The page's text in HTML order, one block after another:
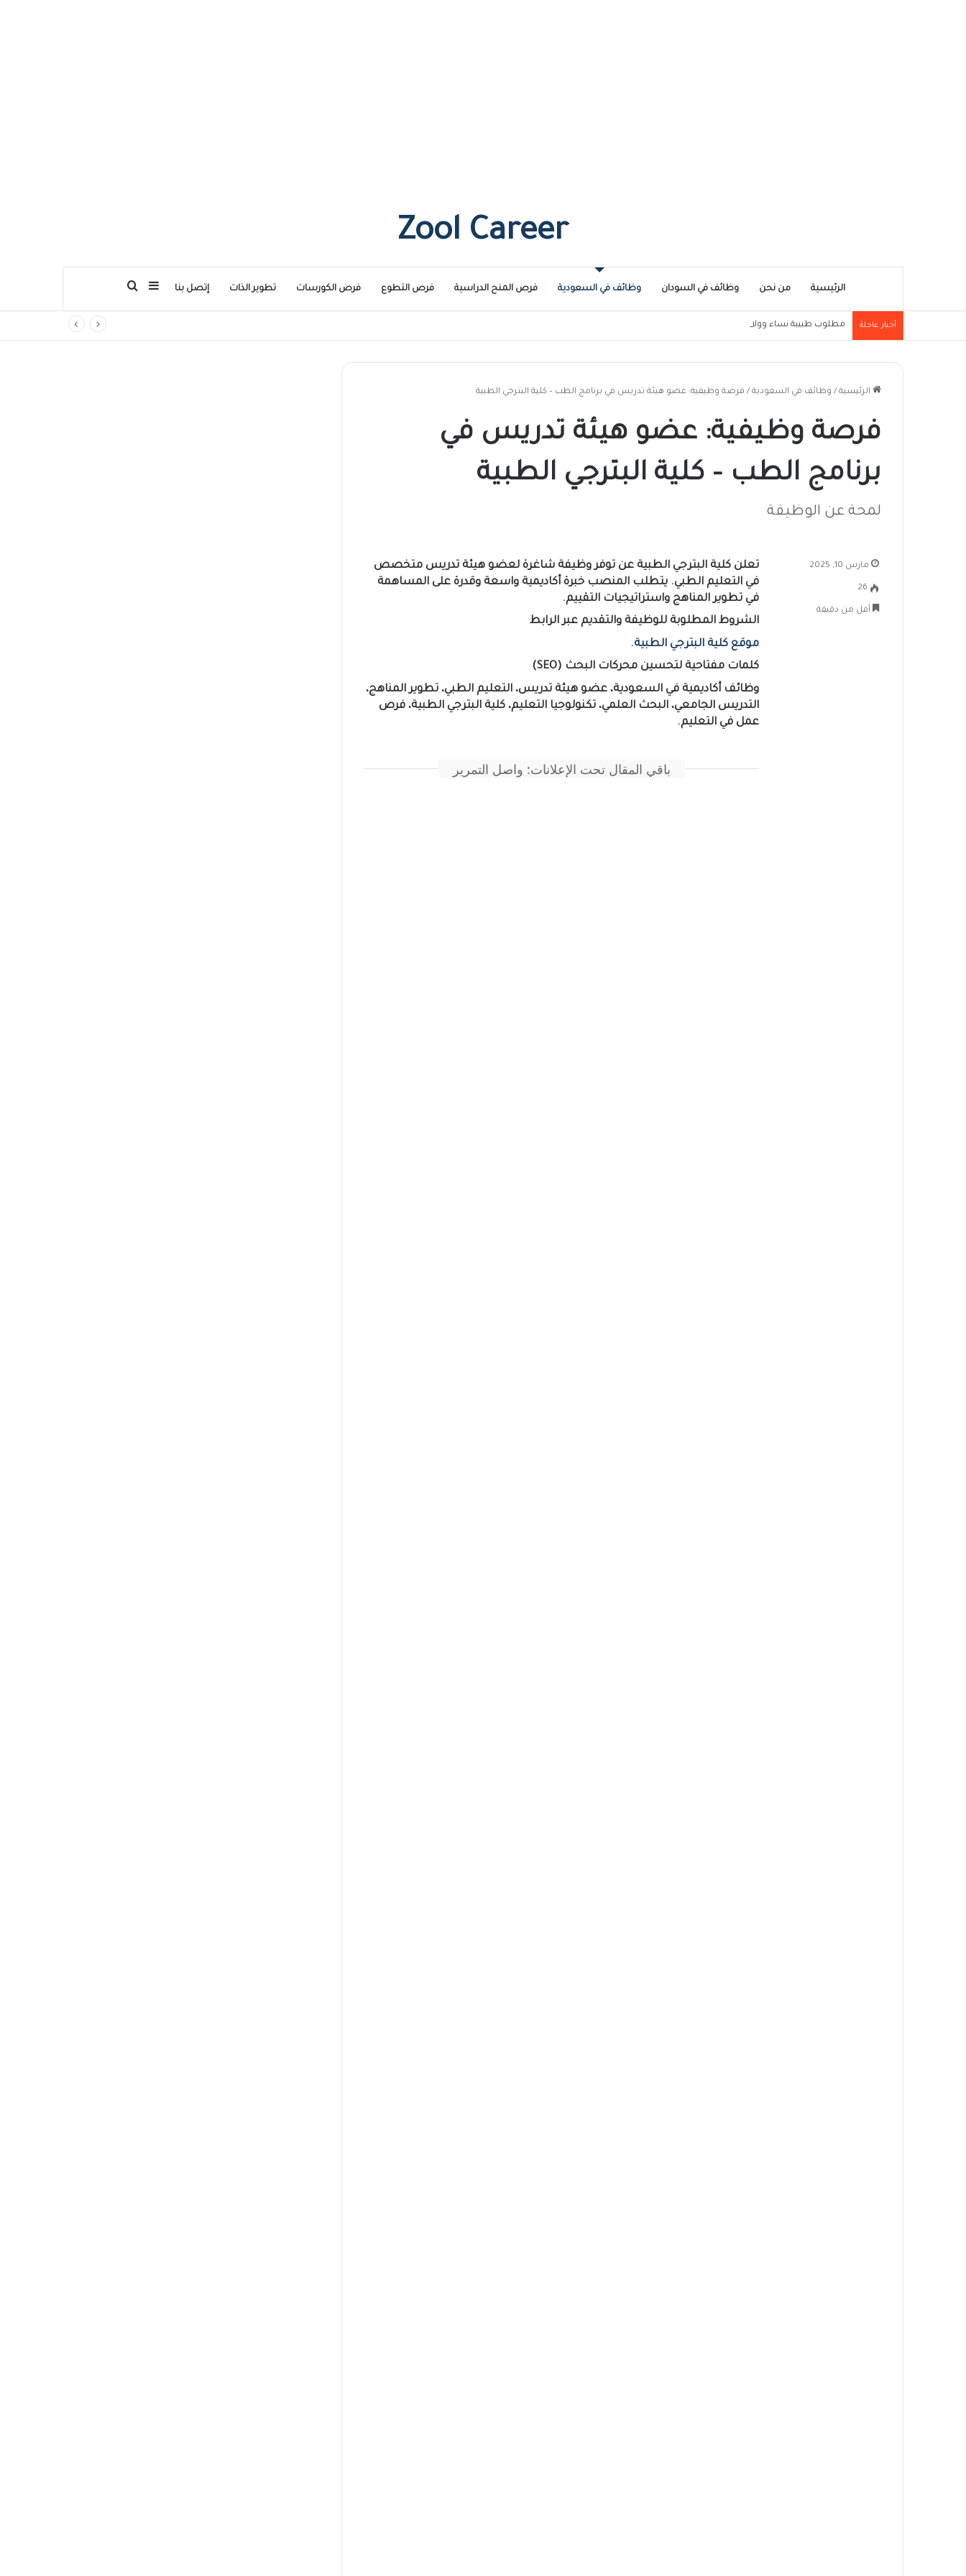
Zool Career
الرئيسية من نحن وظائف في السودان وظائف في السعودية فرص المنح الدراسية فرص التطوع فرص الكورسات تطوير الذات إتصل بنا إضافة عمود جانبي
بحث عن
أخبار عاجلة مطلوب طبيبة نساء وولادة (Obstetrician/Gynaecologist) للعمل بإحدى الجهات الطبية العاملة في مدينة الرياض
الرئيسية / وظائف في السعودية / فرصة وظيفية: عضو هيئة تدريس في برنامج الطب – كلية البترجي الطبية
فرصة وظيفية: عضو هيئة تدريس في
برنامج الطب – كلية البترجي الطبية
لمحة عن الوظيفة
تعلن كلية البترجي الطبية عن توفروظيفة شاغرة لعضو هيئة تدريس متخصص
في التعليم الطبي. يتطلب المنصب خبرة أكاديمية واسعة وقدرة على المساهمة
في تطوير المناهج واستراتيجيات التقييم.
الشروط المطلوبة للوظيفة والتقديم عبر الرابط
موقع كلية البترجي الطبية.
كلمات مفتاحية لتحسين محركات البحث (SEO)
وظائف أكاديمية في السعودية، عضو هيئة تدريس، التعليم الطبي، تطوير المناهج،
التدريس الجامعي، البحث العلمي، تكنولوجيا التعليم، كلية البترجي الطبية، فرص
عمل في التعليم.
باقي المقال تحت الإعلانات: واصل التمرير
مارس 10, 2025
26
أقل من دقيقة